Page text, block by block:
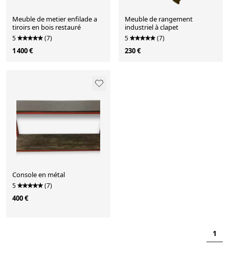
Meuble de metier enfilade a
tiroirs en bois restauré
5 (7)
1 400 €
Meuble de rangement
industriel à clapet
5 (7)
230 €
Console en métal
5 (7)
400 €
1